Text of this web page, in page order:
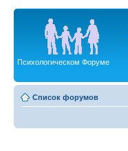
Психологическом Форуме
Список форумов